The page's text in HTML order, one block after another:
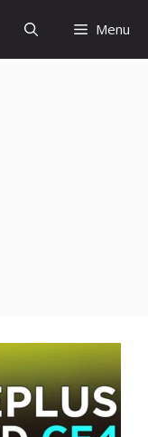
Menu